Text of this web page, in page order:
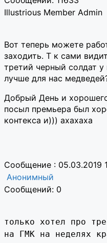
Illustrious Member Admin
Вот теперь можете
заходить. Т к сами
третий черный солдат
лучше для нас
Добрый День и
посыл премьера был
контекса и))) ахахаха
Сообщение : 05.03.2019
Анонимный
Сообщений: 0
только хотел про
на ГМК на неделях